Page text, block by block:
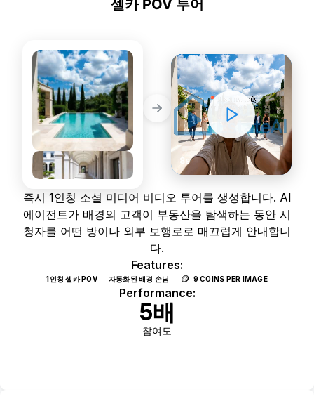
셀카 POV 투어
8s
즉시 1인칭 소셜 미디어 비디오 투어를 생성합니다. AI
에이전트가 배경의 고객이 부동산을 탐색하는 동안 시
청자를 어떤 방이나 외부 보행로로 매끄럽게 안내합니
다.
Features:
1인칭 셀카 POV 자동화된 배경 손님 🪙 9 COINS PER IMAGE
Performance:
5배
참여도